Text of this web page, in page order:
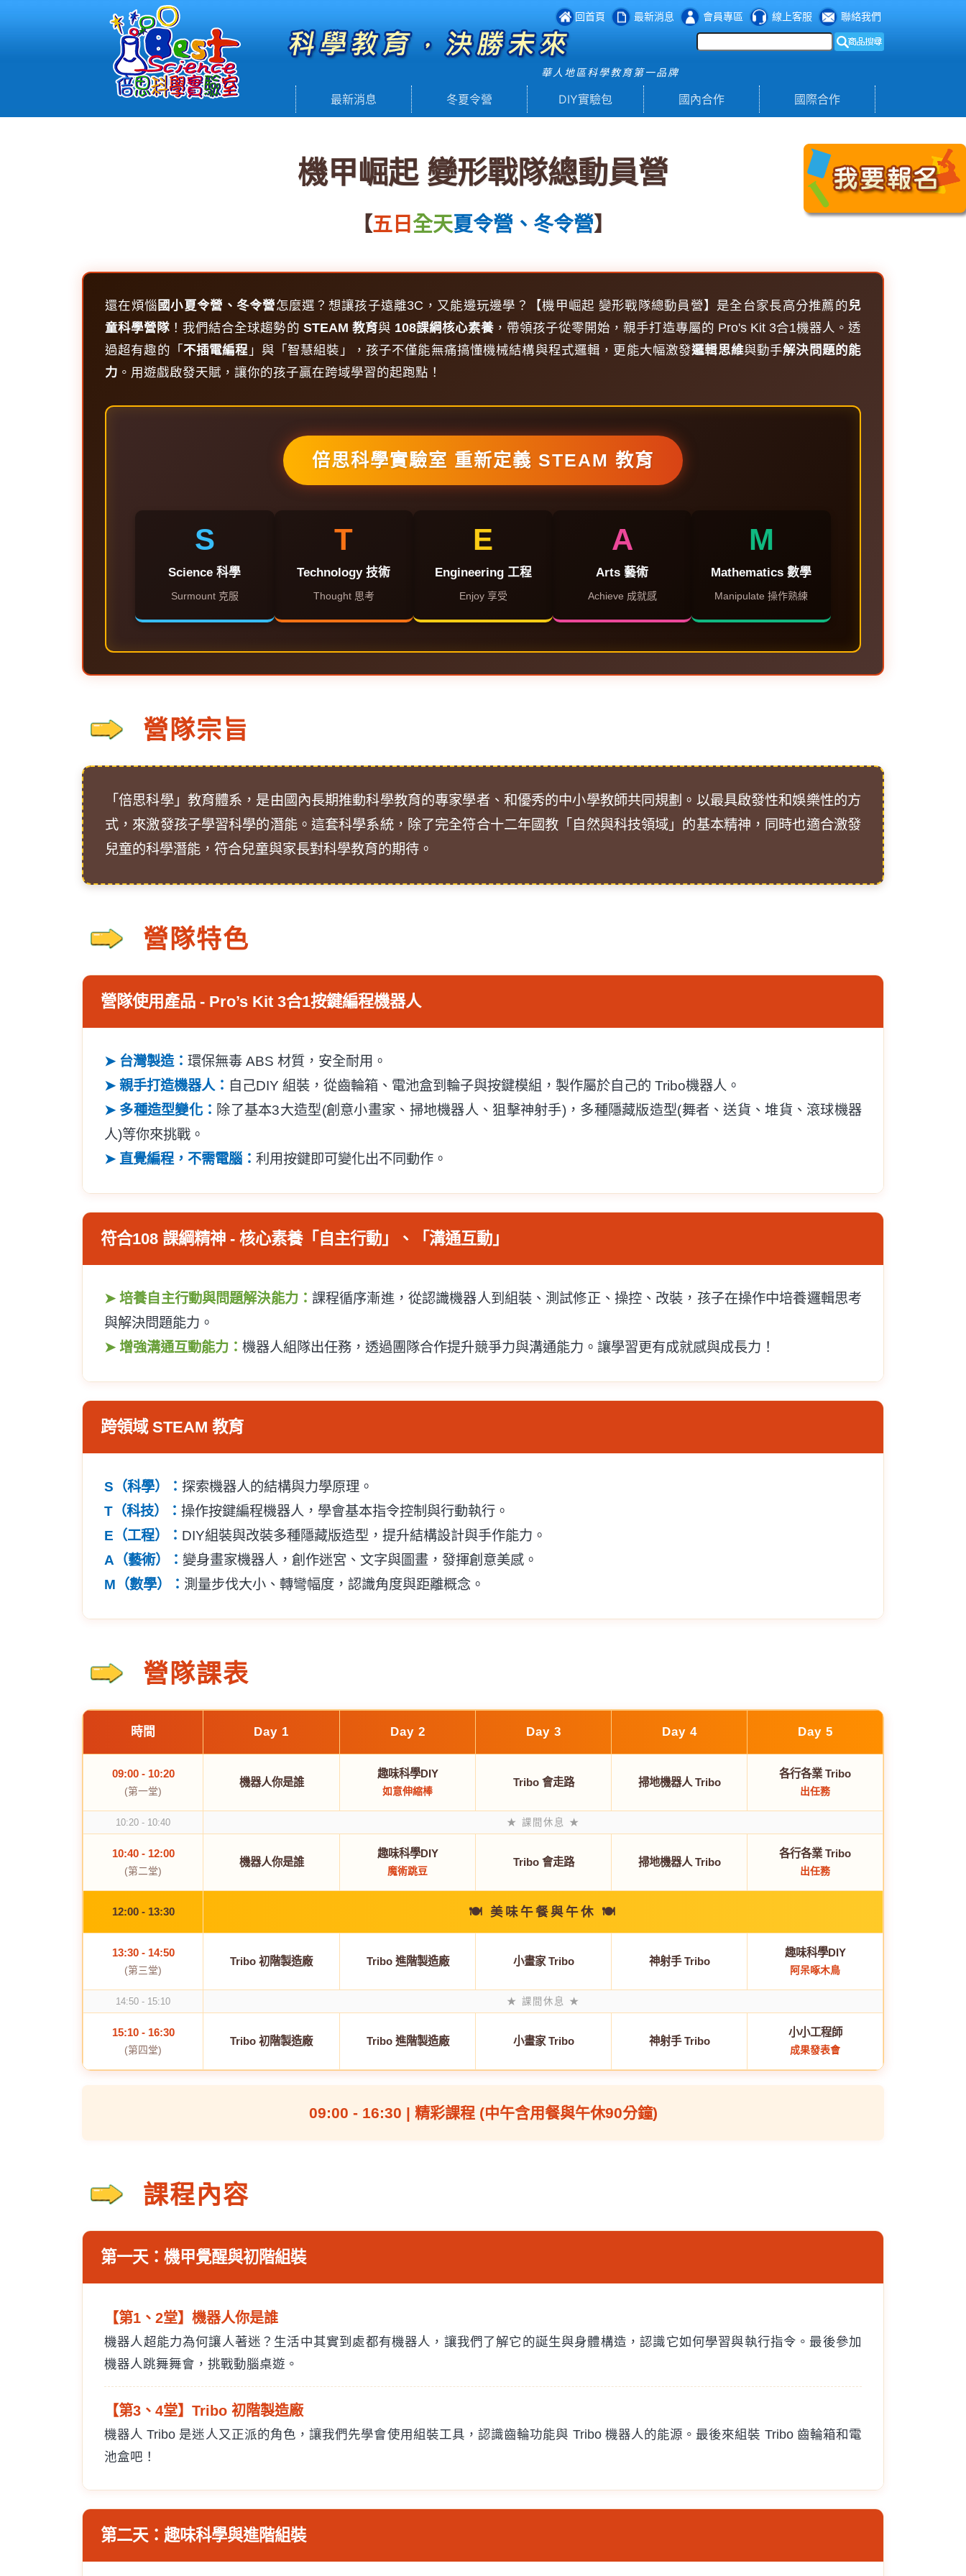
回首頁 最新消息 會員專區 線上客服 聯絡我們
華人地區科學教育第一品牌
最新消息 冬夏令營 DIY實驗包 國內合作 國際合作
機甲崛起 變形戰隊總動員營
【五日 全天夏令營、冬令營】
2026
還在煩惱 國小夏令營、冬令營怎麼選？想讓孩子遠離3C，又能邊玩邊學？【機甲崛起 變形戰隊總動員營】是全台家長高分推薦的兒
童科學營隊 ！我們結合全球趨勢的 STEAM 教育與 108課綱核心素養 ，帶領孩子從零開始，親手打造專屬的 Pro's Kit 3合1機器人。透
過超有趣的「 不插電編程 」與「智慧組裝」，孩子不僅能無痛搞懂機械結構與程式邏輯，更能大幅激發邏輯思維與動手解決問題的能
力 。用遊戲啟發天賦，讓你的孩子贏在跨域學習的起跑點！
倍思科學實驗室 重新定義 STEAM 教育
S
Science 科學
Surmount 克服
T
Technology 技術
Thought 思考
E
Engineering 工程
Enjoy 享受
A
Arts 藝術
Achieve 成就感
M
Mathematics 數學
Manipulate 操作熟練
營隊宗旨
「倍思科學」教育體系，是由國內長期推動科學教育的專家學者、和優秀的中小學教師共同規劃。以最具啟發性和娛樂性的方
式，來激發孩子學習科學的潛能。這套科學系統，除了完全符合十二年國教「自然與科技領域」的基本精神，同時也適合激發
兒童的科學潛能，符合兒童與家長對科學教育的期待。
營隊特色
營隊使用產品 - Pro’s Kit 3合1按鍵編程機器人
➤ 台灣製造： 環保無毒 ABS 材質，安全耐用。
➤ 親手打造機器人： 自己DIY 組裝，從齒輪箱、電池盒到輪子與按鍵模組，製作屬於自己的 Tribo機器人。
➤ 多種造型變化： 除了基本3大造型(創意小畫家、掃地機器人、狙擊神射手)，多種隱藏版造型(舞者、送貨、堆貨、滾球機器
人)等你來挑戰。
➤ 直覺編程，不需電腦： 利用按鍵即可變化出不同動作。
符合108 課綱精神 - 核心素養「自主行動」、「溝通互動」
➤ 培養自主行動與問題解決能力： 課程循序漸進，從認識機器人到組裝、測試修正、操控、改裝，孩子在操作中培養邏輯思考
與解決問題能力。
➤ 增強溝通互動能力： 機器人組隊出任務，透過團隊合作提升競爭力與溝通能力。讓學習更有成就感與成長力！
跨領域 STEAM 教育
S（科學）： 探索機器人的結構與力學原理。
T（科技）： 操作按鍵編程機器人，學會基本指令控制與行動執行。
E（工程）： DIY組裝與改裝多種隱藏版造型，提升結構設計與手作能力。
A（藝術）： 變身畫家機器人，創作迷宮、文字與圖畫，發揮創意美感。
M（數學）： 測量步伐大小、轉彎幅度，認識角度與距離概念。
營隊課表
時間 Day 1 Day 2 Day 3 Day 4 Day 5
09:00 - 10:20
(第一堂)
機器人你是誰
趣味科學DIY
如意伸縮棒
Tribo 會走路 掃地機器人 Tribo
各行各業 Tribo
出任務
10:20 - 10:40 ★ 課間休息 ★
10:40 - 12:00
(第二堂)
機器人你是誰
趣味科學DIY
魔術跳豆
Tribo 會走路 掃地機器人 Tribo
各行各業 Tribo
出任務
12:00 - 13:30 🍽️ 美味午餐與午休 🍽️
13:30 - 14:50
(第三堂)
Tribo 初階製造廠 Tribo 進階製造廠 小畫家 Tribo 神射手 Tribo
趣味科學DIY
阿呆啄木鳥
14:50 - 15:10 ★ 課間休息 ★
15:10 - 16:30
(第四堂)
Tribo 初階製造廠 Tribo 進階製造廠 小畫家 Tribo 神射手 Tribo
小小工程師
成果發表會
09:00 - 16:30 | 精彩課程 (中午含用餐與午休90分鐘)
課程內容
第一天：機甲覺醒與初階組裝
【第1、2堂】機器人你是誰
機器人超能力為何讓人著迷？生活中其實到處都有機器人，讓我們了解它的誕生與身體構造，認識它如何學習與執行指令。最後參加
機器人跳舞舞會，挑戰動腦桌遊。
【第3、4堂】Tribo 初階製造廠
機器人 Tribo 是迷人又正派的角色，讓我們先學會使用組裝工具，認識齒輪功能與 Tribo 機器人的能源。最後來組裝 Tribo 齒輪箱和電
池盒吧！
第二天：趣味科學與進階組裝